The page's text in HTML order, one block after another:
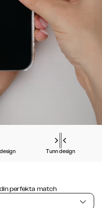
Tunn design
perfekta match